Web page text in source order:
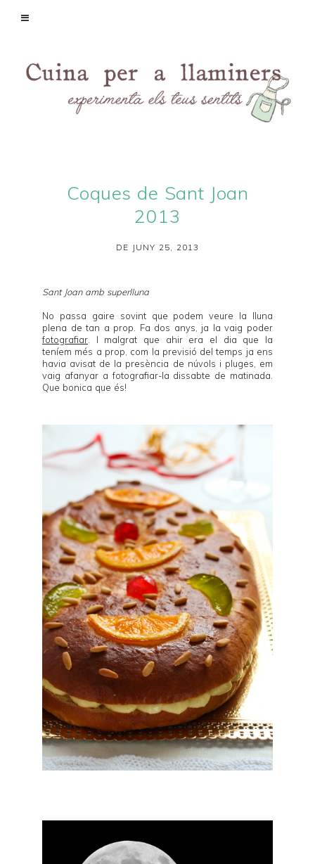
Coques de Sant Joan
2013
DE JUNY 25, 2013
Sant Joan amb superlluna
No passa gaire sovint que podem veure la lluna
plena de tan a prop. Fa dos anys, ja la vaig poder
fotografiar . I malgrat que ahir era el dia que la
teníem més a prop, com la previsió del temps ja ens
havia avisat de la presència de núvols i pluges, em
vaig afanyar a fotografiar-la dissabte de matinada.
Que bonica que és!